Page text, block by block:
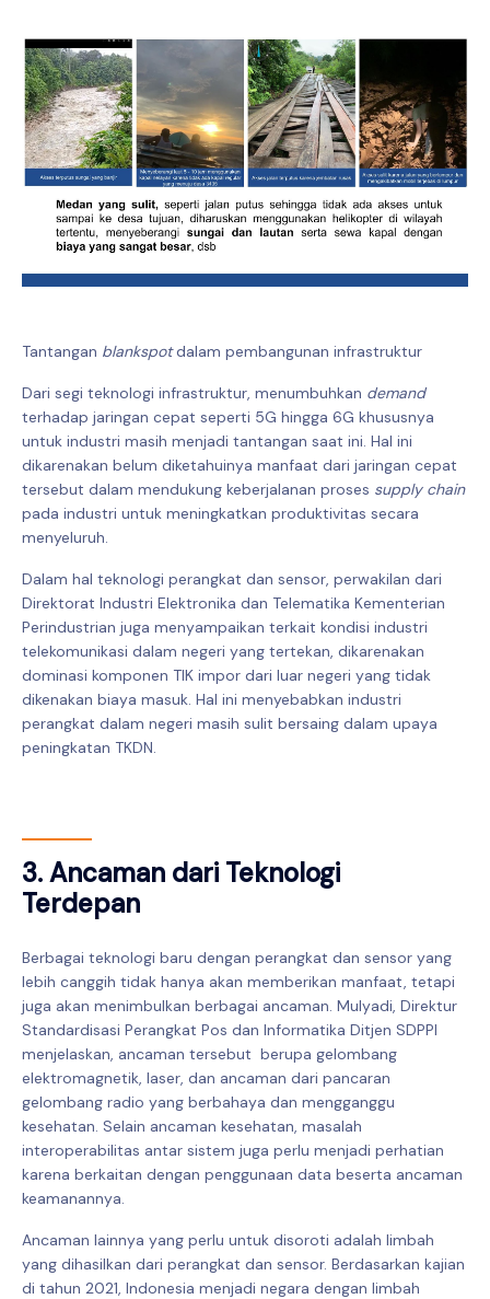
Tantangan blankspotdalam pembangunan infrastruktur
Dari segi teknologi infrastruktur, menumbuhkan demand
terhadap jaringan cepat seperti 5G hingga 6G khususnya
untuk industri masih menjadi tantangan saat ini. Hal ini
dikarenakan belum diketahuinya manfaat dari jaringan cepat
tersebut dalam mendukung keberjalanan proses supply chain
pada industri untuk meningkatkan produktivitas secara
menyeluruh.
Dalam hal teknologi perangkat dan sensor, perwakilan dari
Direktorat Industri Elektronika dan Telematika Kementerian
Perindustrian juga menyampaikan terkait kondisi industri
telekomunikasi dalam negeri yang tertekan, dikarenakan
dominasi komponen TIK impor dari luar negeri yang tidak
dikenakan biaya masuk. Hal ini menyebabkan industri
perangkat dalam negeri masih sulit bersaing dalam upaya
peningkatan TKDN.
3. Ancaman dari Teknologi
Terdepan
Berbagai teknologi baru dengan perangkat dan sensor yang
lebih canggih tidak hanya akan memberikan manfaat, tetapi
juga akan menimbulkan berbagai ancaman. Mulyadi, Direktur
Standardisasi Perangkat Pos dan Informatika Ditjen SDPPI
menjelaskan, ancaman tersebut berupa gelombang
elektromagnetik, laser, dan ancaman dari pancaran
gelombang radio yang berbahaya dan mengganggu
kesehatan. Selain ancaman kesehatan, masalah
interoperabilitas antar sistem juga perlu menjadi perhatian
karena berkaitan dengan penggunaan data beserta ancaman
keamanannya.
Ancaman lainnya yang perlu untuk disoroti adalah limbah
yang dihasilkan dari perangkat dan sensor. Berdasarkan kajian
di tahun 2021, Indonesia menjadi negara dengan limbah